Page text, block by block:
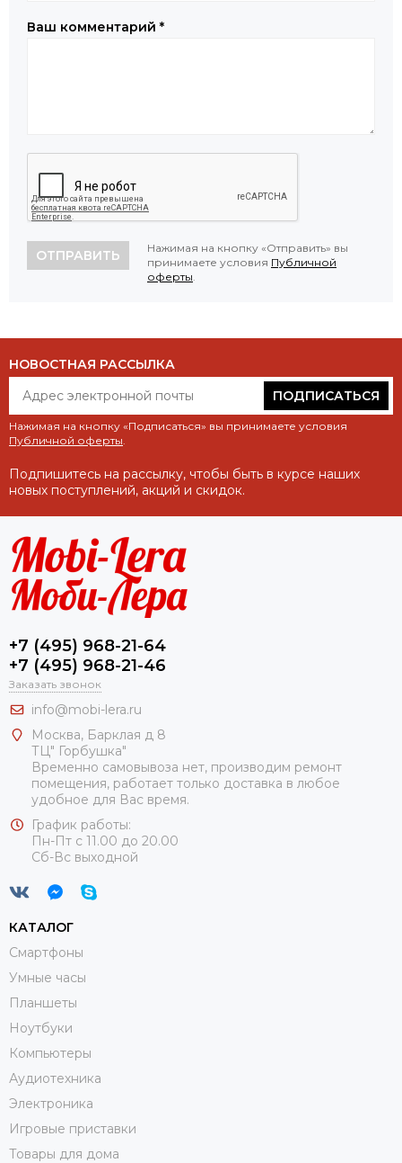
Ваш комментарий *
ОТПРАВИТЬ
Нажимая на кнопку «Отправить» вы
принимаете условия Публичной
оферты
НОВОСТНАЯ РАССЫЛКА
ПОДПИСАТЬСЯ
Нажимая на кнопку «Подписаться» вы принимаете условия
Публичной оферты
Подпишитесь на рассылку, чтобы быть в курсе наших
новых поступлений, акций и скидок.
+7 (495) 968-21-64
+7 (495) 968-21-46
Заказать звонок
info@mobi-lera.ru
Москва, Барклая д 8
ТЦ" Горбушка"
Временно самовывоза нет, производим ремонт
помещения, работает только доставка в любое
удобное для Вас время.
График работы:
Пн-Пт с 11.00 до 20.00
Сб-Вс выходной
КАТАЛОГ
Смартфоны
Умные часы
Планшеты
Ноутбуки
Компьютеры
Аудиотехника
Электроника
Игровые приставки
Товары для дома